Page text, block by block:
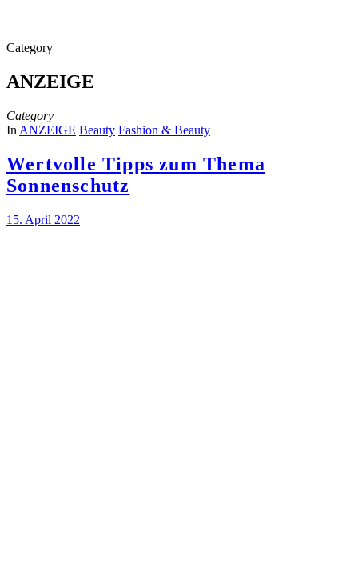
Category
ANZEIGE
Category
In ANZEIGE Beauty Fashion & Beauty
Wertvolle Tipps zum Thema
Sonnenschutz
15. April 2022